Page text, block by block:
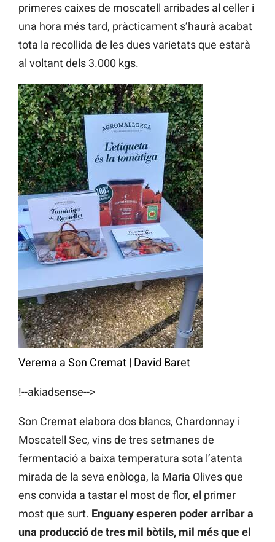
primeres caixes de moscatell arribades al celler i
una hora més tard, pràcticament s’haurà acabat
tota la recollida de les dues varietats que estarà
al voltant dels 3.000 kgs.
Verema a Son Cremat | David Baret
!--akiadsense-->
Son Cremat elabora dos blancs, Chardonnay i
Moscatell Sec, vins de tres setmanes de
fermentació a baixa temperatura sota l’atenta
mirada de la seva enòloga, la Maria Olives que
ens convida a tastar el most de flor, el primer
most que surt. Enguany esperen poder arribar a
una producció de tres mil bòtils, mil més que el